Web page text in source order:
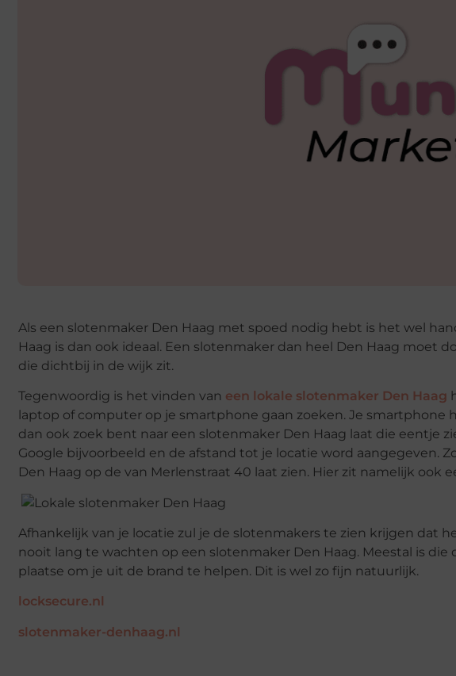
Als een slotenmaker Den Haag met spoed nodig hebt is het wel
Haag is dan ook ideaal. Een slotenmaker dan heel Den Haag moet
die dichtbij in de wijk zit.
Tegenwoordig is het vinden van een lokale slotenmaker Den Haag
laptop of computer op je smartphone gaan zoeken. Je smartphone
dan ook zoek bent naar een slotenmaker Den Haag laat die eentje
Google bijvoorbeeld en de afstand tot je locatie word aangegeven.
Den Haag op de van Merlenstraat 40 laat zien. Hier zit namelijk ook
Afhankelijk van je locatie zul je de slotenmakers te zien krijgen dat
nooit lang te wachten op een slotenmaker Den Haag. Meestal is
plaatse om je uit de brand te helpen. Dit is wel zo fijn natuurlijk.
locksecure.nl
slotenmaker-denhaag.nl